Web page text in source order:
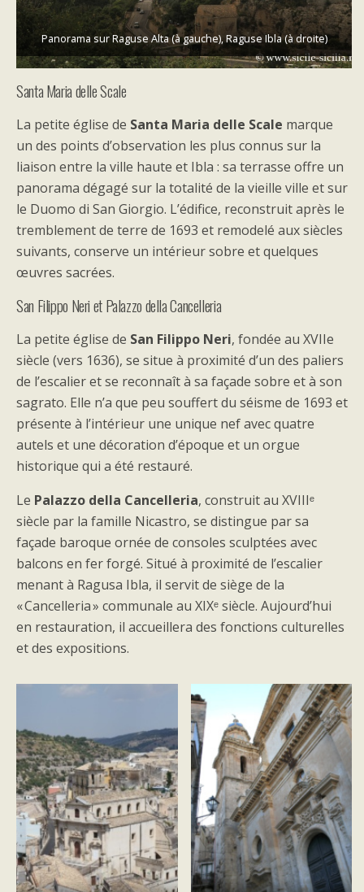
Panorama sur Raguse Alta (à gauche), Raguse Ibla (à droite)
Santa Maria delle Scale
La petite église de Santa Maria delle Scale marque
un des points d’observation les plus connus sur la
liaison entre la ville haute et Ibla : sa terrasse offre un
panorama dégagé sur la totalité de la vieille ville et sur
le Duomo di San Giorgio. L’édifice, reconstruit après le
tremblement de terre de 1693 et remodelé aux siècles
suivants, conserve un intérieur sobre et quelques
œuvres sacrées.
San Filippo Neri et Palazzo della Cancelleria
La petite église de San Filippo Neri, fondée au XVIIe
siècle (vers 1636), se situe à proximité d’un des paliers
de l’escalier et se reconnaît à sa façade sobre et à son
sagrato. Elle n’a que peu souffert du séisme de 1693 et
présente à l’intérieur une unique nef avec quatre
autels et une décoration d’époque et un orgue
historique qui a été restauré.
Le Palazzo della Cancelleria, construit au XVIIIᵉ
siècle par la famille Nicastro, se distingue par sa
façade baroque ornée de consoles sculptées avec
balcons en fer forgé. Situé à proximité de l’escalier
menant à Ragusa Ibla, il servit de siège de la
« Cancelleria » communale au XIXᵉ siècle. Aujourd’hui
en restauration, il accueillera des fonctions culturelles
et des expositions.